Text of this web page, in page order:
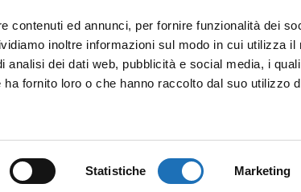
contenuti ed annunci, per fornire funzionalità dei
inoltre informazioni sul modo in cui utilizza il
analisi dei dati web, pubblicità e social media, i
fornito loro o che hanno raccolto dal suo utilizzo
Statistiche Marketing